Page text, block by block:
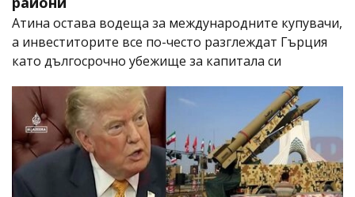
Атина остава водеща за международните купувачи,
а инвеститорите все по-често разглеждат Гърция
като дългосрочно убежище за капитала си